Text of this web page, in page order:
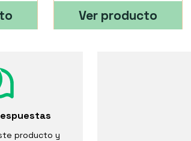
Ver producto
producto y